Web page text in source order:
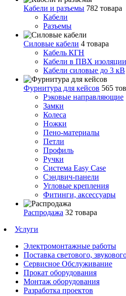
Кабели и разъемы 782 товара
Кабели
Разъемы
Силовые кабели 4 товара
Кабель КГН
Кабели в ПВХ
Кабели силовые до 3 кВ
Фурнитура для кейсов 565
Рэковые направляющие
Замки
Колеса
Ножки
Пено-материалы
Петли
Профиль
Ручки
Система Easy Case
Сэндвич-панели
Угловые крепления
Фитинги, аксессуары
Распродажа 32 товара
Услуги
Электромонтажные работы
Поставка светового,
Сервисное Обслуживание
Прокат оборудования
Монтаж оборудования
Разработка проектов